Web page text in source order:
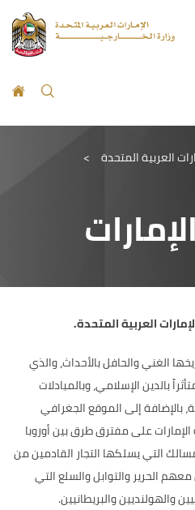
العربية المتحدة >
العربية المتحدة.
الغني والحافل بالأحداث، والذي
بالدين الإسلامي، وبالمبادلات
بالإضافة إلى الموقع الجغرافي
على مفترق طرق بين أوروبا
التي يسلكها التجار القادمين من
الحرير والتوابل والسلع التي
والهولنديين والبريطانيين.